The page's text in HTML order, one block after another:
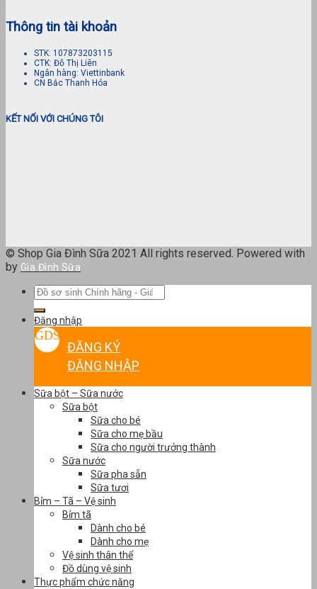
Thông tin tài khoản
STK: 107873203115
CTK: Đỗ Thị Liên
Ngân hàng: Viettinbank
CN Bắc Thanh Hóa
KẾT NỐI VỚI CHÚNG TÔI
© Shop Gia Đình Sữa 2021 All rights reserved. Powered with
by Gia Đình Sữa
Tìm
Đăng nhập
ĐĂNG KÝ
ĐĂNG NHẬP
Sữa bột – Sữa nước
Sữa bột
Sữa cho bé
Sữa cho mẹ bầu
Sữa cho người trưởng thành
Sữa nước
Sữa pha sẵn
Sữa tươi
Bỉm – Tã – Vệ sinh
Bỉm tã
Dành cho bé
Dành cho mẹ
Vệ sinh thân thể
Đồ dùng vệ sinh
Thực phẩm chức năng